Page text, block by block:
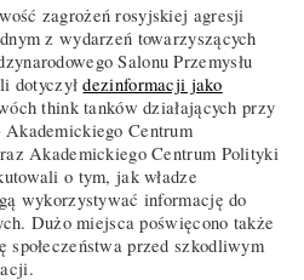
zagrożeń rosyjskiej agresji
z wydarzeń towarzyszących
Salonu Przemysłu
dotyczyłdezinformacji jako
think tanków działających przy
Centrum
Akademickiego Centrum Polityki
o tym, jak władze
wykorzystywać informację do
Dużo miejsca poświęcono także
społeczeństwa przed szkodliwym